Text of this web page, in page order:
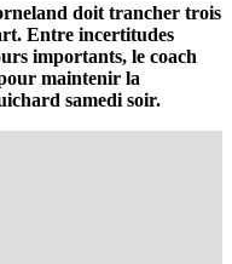
doit trancher trois
Entre incertitudes
importants, le coach
maintenir la
samedi soir.